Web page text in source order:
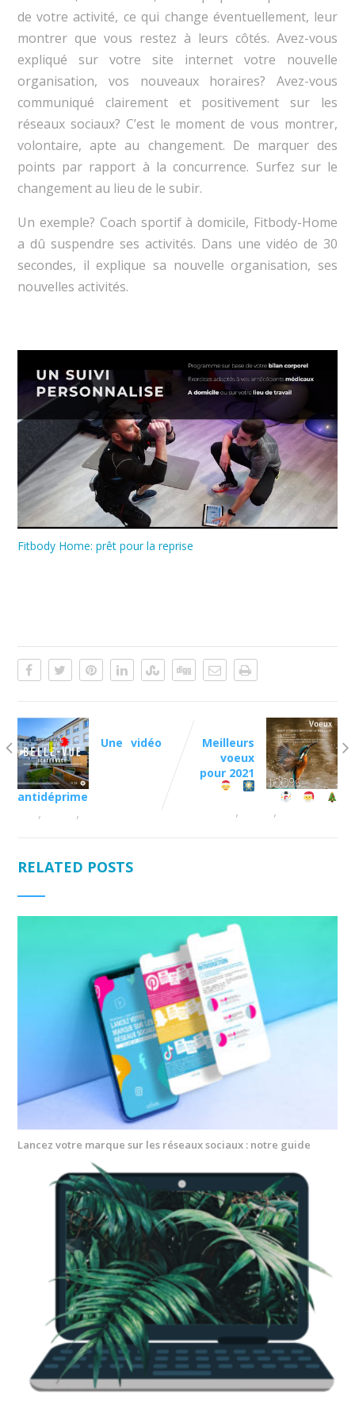
de votre activité, ce qui change éventuellement, leur
montrer que vous restez à leurs côtés. Avez-vous
expliqué sur votre site internet votre nouvelle
organisation, vos nouveaux horaires? Avez-vous
communiqué clairement et positivement sur les
réseaux sociaux? C’est le moment de vous montrer,
volontaire, apte au changement. De marquer des
points par rapport à la concurrence. Surfez sur le
changement au lieu de le subir.
Un exemple? Coach sportif à domicile, Fitbody-Home
a dû suspendre ses activités. Dans une vidéo de 30
secondes, il explique sa nouvelle organisation, ses
nouvelles activités.
Fitbody Home: prêt pour la reprise
Une vidéo
antidéprime
, ,
Meilleurs
voeux
pour 2021
, ,
RELATED POSTS
Lancez votre marque sur les réseaux sociaux : notre guide